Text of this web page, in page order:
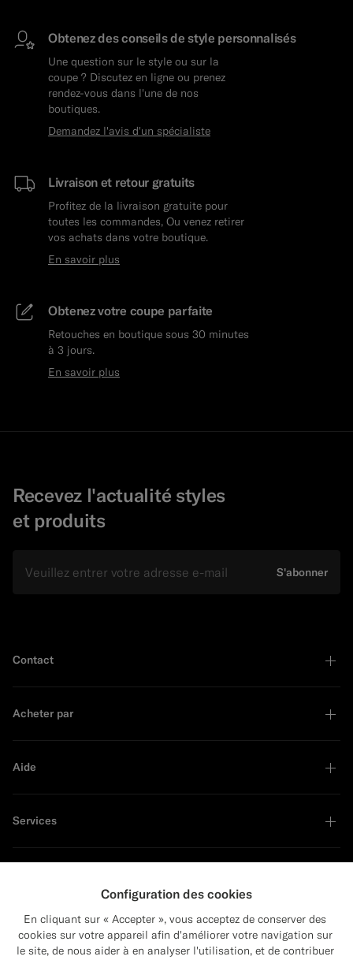
Obtenez des conseils de style personnalisés
Une question sur le style ou sur la
coupe ? Discutez en ligne ou prenez
rendez-vous dans l'une de nos
boutiques.
Demandez l'avis d'un spécialiste
Livraison et retour gratuits
Profitez de la livraison gratuite pour
toutes les commandes, Ou venez retirer
vos achats dans votre boutique.
En savoir plus
Obtenez votre coupe parfaite
Retouches en boutique sous 30 minutes
à 3 jours.
En savoir plus
Recevez l'actualité styles
et produits
S'abonner
Contact
Acheter par
Aide
Services
Leader en développement durable
Configuration des cookies
En cliquant sur « Accepter », vous acceptez de conserver des
cookies sur votre appareil afin d'améliorer votre navigation sur
le site, de nous aider à en analyser l'utilisation, et de contribuer